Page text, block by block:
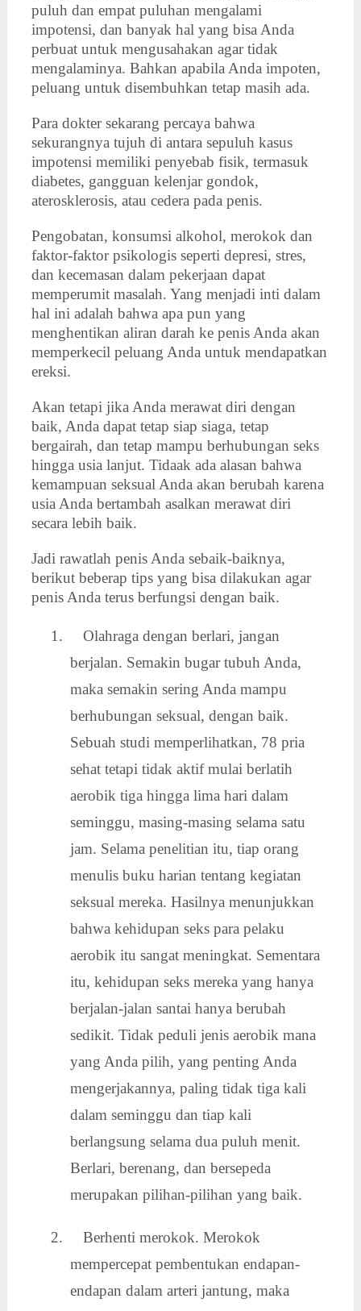
puluh dan empat puluhan mengalami
impotensi, dan banyak hal yang bisa Anda
perbuat untuk mengusahakan agar tidak
mengalaminya. Bahkan apabila Anda impoten,
peluang untuk disembuhkan tetap masih ada.
Para dokter sekarang percaya bahwa
sekurangnya tujuh di antara sepuluh kasus
impotensi memiliki penyebab fisik, termasuk
diabetes, gangguan kelenjar gondok,
aterosklerosis, atau cedera pada penis.
Pengobatan, konsumsi alkohol, merokok dan
faktor-faktor psikologis seperti depresi, stres,
dan kecemasan dalam pekerjaan dapat
memperumit masalah. Yang menjadi inti dalam
hal ini adalah bahwa apa pun yang
menghentikan aliran darah ke penis Anda akan
memperkecil peluang Anda untuk mendapatkan
ereksi.
Akan tetapi jika Anda merawat diri dengan
baik, Anda dapat tetap siap siaga, tetap
bergairah, dan tetap mampu berhubungan seks
hingga usia lanjut. Tidaak ada alasan bahwa
kemampuan seksual Anda akan berubah karena
usia Anda bertambah asalkan merawat diri
secara lebih baik.
Jadi rawatlah penis Anda sebaik-baiknya,
berikut beberap tips yang bisa dilakukan agar
penis Anda terus berfungsi dengan baik.
1. Olahraga dengan berlari, jangan
berjalan. Semakin bugar tubuh Anda,
maka semakin sering Anda mampu
berhubungan seksual, dengan baik.
Sebuah studi memperlihatkan, 78 pria
sehat tetapi tidak aktif mulai berlatih
aerobik tiga hingga lima hari dalam
seminggu, masing-masing selama satu
jam. Selama penelitian itu, tiap orang
menulis buku harian tentang kegiatan
seksual mereka. Hasilnya menunjukkan
bahwa kehidupan seks para pelaku
aerobik itu sangat meningkat. Sementara
itu, kehidupan seks mereka yang hanya
berjalan-jalan santai hanya berubah
sedikit. Tidak peduli jenis aerobik mana
yang Anda pilih, yang penting Anda
mengerjakannya, paling tidak tiga kali
dalam seminggu dan tiap kali
berlangsung selama dua puluh menit.
Berlari, berenang, dan bersepeda
merupakan pilihan-pilihan yang baik.
2. Berhenti merokok. Merokok
mempercepat pembentukan endapan-
endapan dalam arteri jantung, maka